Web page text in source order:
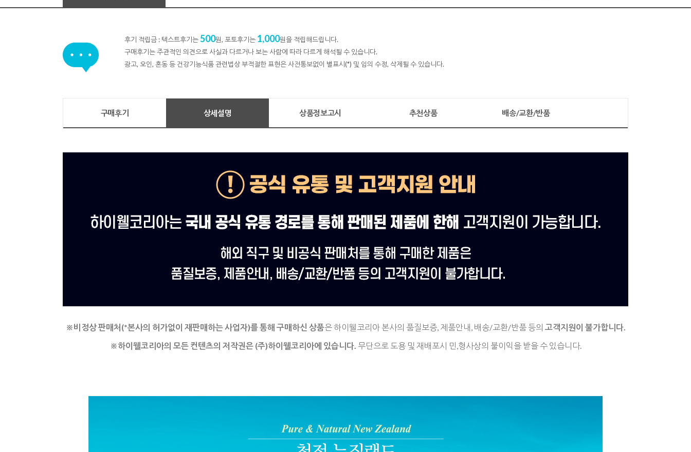
후기 적립금 : 텍스트후기는500원, 포토후기는 1,000원을 적립해드립니다.
구매후기는 주관적인 의견으로 사실과 다르거나 보는 사람에 따라 다르게 해석될 수 있습니다.
광고, 오인, 혼동 등 건강기능식품 관련법상 부적절한 표현은 사전통보없이 별표시(*) 및 임의 수정, 삭제될 수 있습니다.
구매후기 상세설명 상품정보고시 추천상품 배송/교환/반품
※비정상 판매처(*본사의 허가없이 재판매하는 사업자)를통해 구매하신 상품은 하이웰코리아 본사의 품질보증, 제품안내, 배송/교환/반품 등의 고객지원이 불가합니다.
※하이웰코리아의 모든 컨텐츠의 저작권은 (주)하이웰코리아에 있습니다. 무단으로 도용 및 재배포시 민,형사상의 불이익을 받을 수 있습니다.